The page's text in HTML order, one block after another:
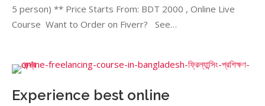
5 person) ** Price Starts From: BDT 2000 , Online Live
Course Want to Order on Fiverr? See…
Experience best online